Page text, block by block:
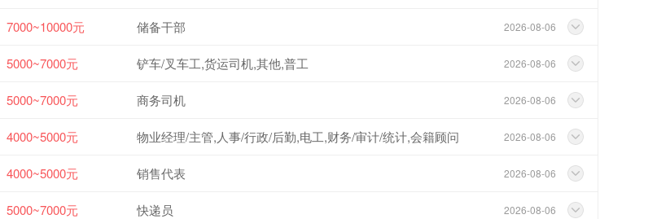
7000~10000元 储备干部 2026-08-06
5000~7000元 铲车/叉车工,货运司机,其他,普工 2026-08-06
5000~7000元 商务司机 2026-08-06
4000~5000元 物业经理/主管,人事/行政/后勤,电工,财务/审计/统计,会籍顾问 2026-08-06
4000~5000元 销售代表 2026-08-06
5000~7000元 快递员 2026-08-06